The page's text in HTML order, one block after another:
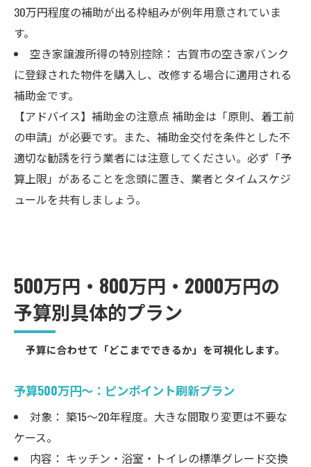
30万円程度の補助が出る枠組みが例年用意されていま
す。
空き家譲渡所得の特別控除： 古賀市の空き家バンク
に登録された物件を購入し、改修する場合に適用される
補助金です。
【アドバイス】補助金の注意点 補助金は「原則、着工前
の申請」が必要です。また、補助金交付を条件とした不
適切な勧誘を行う業者には注意してください。必ず「予
算上限」があることを念頭に置き、業者とタイムスケジ
ュールを共有しましょう。
500万円・800万円・2000万円の
予算別具体的プラン
予算に合わせて「どこまでできるか」を可視化します。
予算500万円～：ピンポイント刷新プラン
対象： 築15〜20年程度。大きな間取り変更は不要な
ケース。
内容： キッチン・浴室・トイレの標準グレード交換